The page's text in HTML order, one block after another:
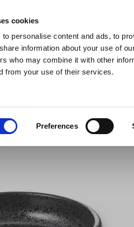
cookies
personalise content and ads, to
information about your use of
who may combine it with other
from your use of their services.
Preferences
og entusiaster
Gryder & Pander Grill